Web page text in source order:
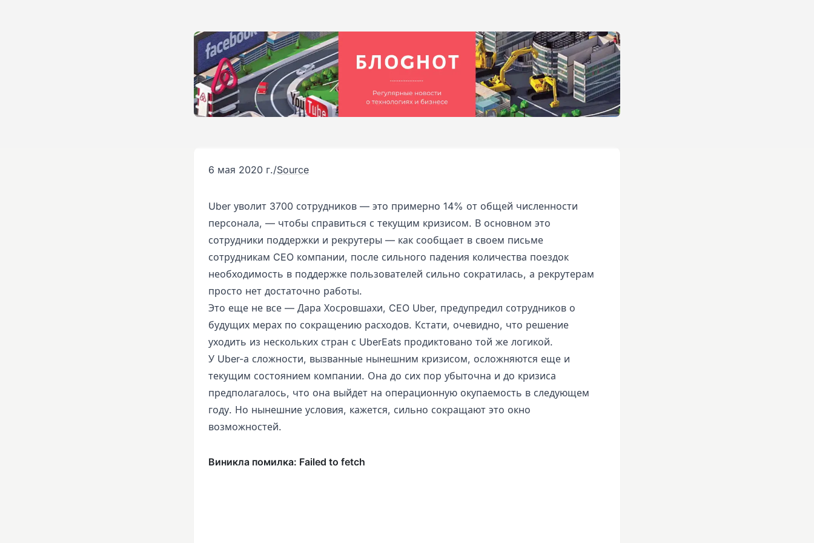
6 мая 2020 г./Source
Uber уволит 3700 сотрудников — это примерно 14% от общей численности
персонала, — чтобы справиться с текущим кризисом. В основном это
сотрудники поддержки и рекрутеры — как сообщает в своем письме
сотрудникам CEO компании, после сильного падения количества поездок
необходимость в поддержке пользователей сильно сократилась, а рекрутерам
просто нет достаточно работы.
Это еще не все — Дара Хосровшахи, CEO Uber, предупредил сотрудников о
будущих мерах по сокращению расходов. Кстати, очевидно, что решение
уходить из нескольких стран с UberEats продиктовано той же логикой.
У Uber-а сложности, вызванные нынешним кризисом, осложняются еще и
текущим состоянием компании. Она до сих пор убыточна и до кризиса
предполагалось, что она выйдет на операционную окупаемость в следующем
году. Но нынешние условия, кажется, сильно сокращают это окно
возможностей.